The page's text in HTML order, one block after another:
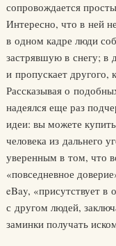
сопровождается
Интересно, что в ней
в одном кадре люди
застрявшую в снегу; в
и пропускает другого,
Рассказывая о
надеялся еще раз
идеи: вы можете
человека из дальнего
уверенным в том, что
«повседневное
eBay, «присутствует
с другом людей,
заминки получать